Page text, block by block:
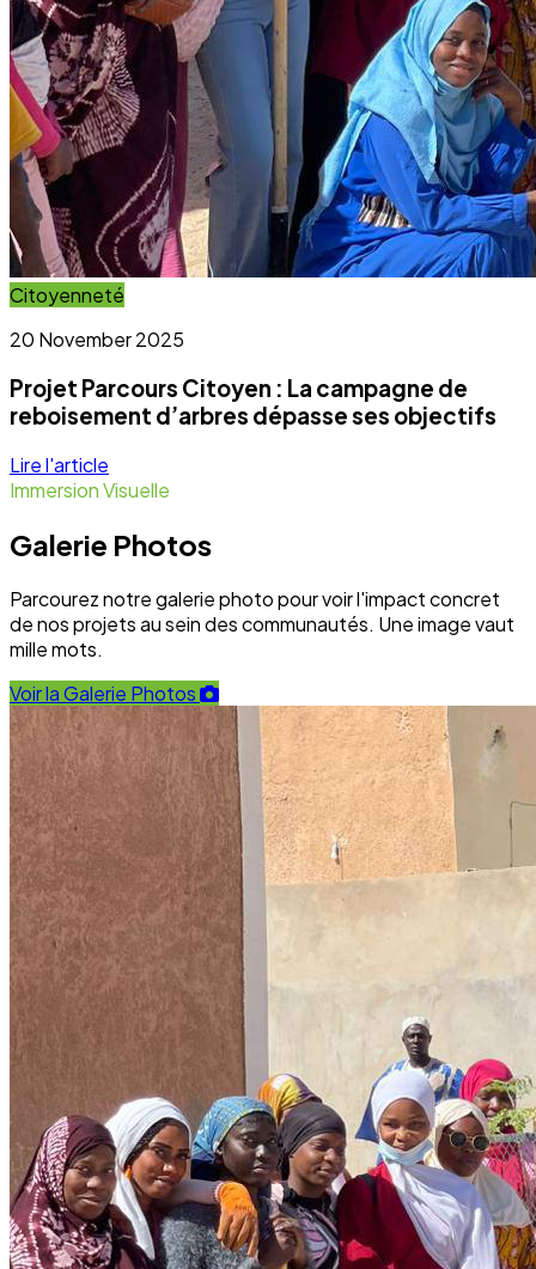
Lire l'article
Immersion Visuelle
Galerie Photos
Parcourez notre galerie photo pour voir l'impact concret
de nos projets au sein des communautés. Une image vaut
mille mots.
Voir la Galerie Photos